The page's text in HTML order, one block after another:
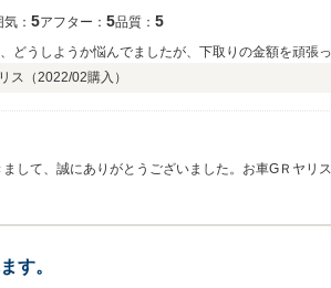
： 5アフター： 5品質： 5
どうしようか悩んでましたが、下取りの金額を頑張
ス（2022/02購入）
して、誠にありがとうございました。お車GＲヤ
す。